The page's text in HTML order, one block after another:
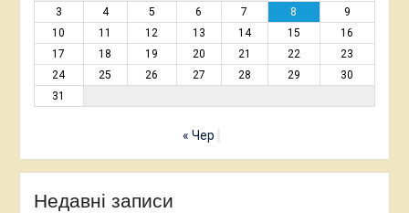
3
4 5 6 7 8
9
10
11 12 13 14 15
16
17
18 19 20 21 22
23
24
25 26 27 28 29
30
31
« Чер
Недавні записи